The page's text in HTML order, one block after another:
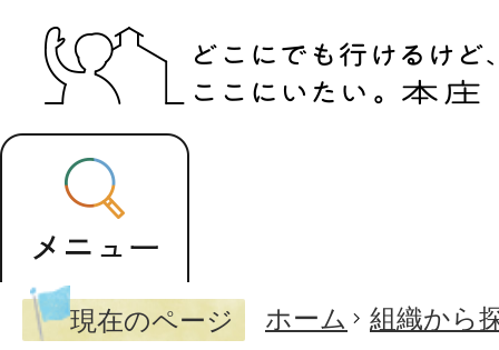
現在のページ ホーム 組織から